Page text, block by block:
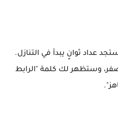
عداد ثوانٍ يبدأ في التنازل.
وستظهر لك كلمة "الرابط